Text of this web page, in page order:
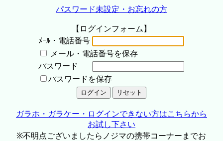
パスワード未設定・お忘れの方
【ログインフォーム】
ﾒｰﾙ・電話番号
メール・電話番号を保存
パスワード
パスワードを保存
ガラホ・ガラケー・ログインできない方はこちらから
お試し下さい
※不明点ございましたらノジマの携帯コーナーまでお